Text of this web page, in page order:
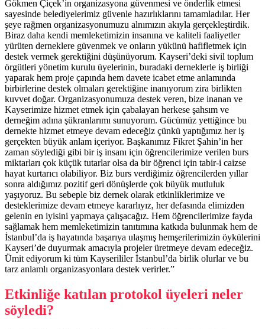
Gökmen Çiçek’in organizasyona güvenmesi ve önderlik etmesi
sayesinde belediyelerimiz güvenle hazırlıklarını tamamladılar. Her
şeye rağmen organizasyonumuzu alnımızın akıyla gerçekleştirdik.
Biraz daha kendi memleketimizin insanına ve kaliteli faaliyetler
yürüten derneklere güvenmek ve onların yükünü hafifletmek için
destek vermek gerektiğini düşünüyorum. Kayseri’deki sivil toplum
örgütleri yönetim kurulu üyelerinin, buradaki derneklerle iş birliği
yaparak hem proje çapında hem davete icabet etme anlamında
birbirlerine destek olmaları gerektiğine inanıyorum zira birlikten
kuvvet doğar. Organizasyonumuza destek veren, bize inanan ve
Kayserimize hizmet etmek için çabalayan herkese şahsım ve
derneğim adına şükranlarımı sunuyorum. Gücümüz yettiğince bu
dernekte hizmet etmeye devam edeceğiz çünkü yaptığımız her iş
gerçekten büyük anlam içeriyor. Başkanımız Fikret Şahin’in her
zaman söylediği gibi bir iş insanı için öğrencilerimize verilen burs
miktarları çok küçük tutarlar olsa da bir öğrenci için tabir-i caizse
hayat kurtarıcı olabiliyor. Biz burs verdiğimiz öğrencilerden yıllar
sonra aldığımız pozitif geri dönüşlerde çok büyük mutluluk
yaşıyoruz. Bu sebeple biz dernek olarak etkinliklerimize ve
desteklerimize devam etmeye kararlıyız, her defasında elimizden
gelenin en iyisini yapmaya çalışacağız. Hem öğrencilerimize fayda
sağlamak hem memleketimizin tanıtımına katkıda bulunmak hem de
İstanbul’da iş hayatında başarıya ulaşmış hemşerilerimizin öykülerini
Kayseri’de duyurmak amacıyla projeler üretmeye devam edeceğiz.
Ümit ediyorum ki tüm Kayserililer İstanbul’da birlik olurlar ve bu
tarz anlamlı organizasyonlara destek verirler.”
Etkinliğe katılan protokol üyeleri neler
söyledi?